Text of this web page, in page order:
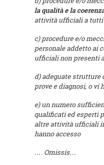
la qualità e la
attività ufficiali a
c) procedure e/o
personale addetto ai
ufficiali non presenti
d) adeguate strutture
prove e diagnosi, o vi
e) un numero
qualificati ed esperti
altre attività ufficiali
hanno accesso
…. Omissis…